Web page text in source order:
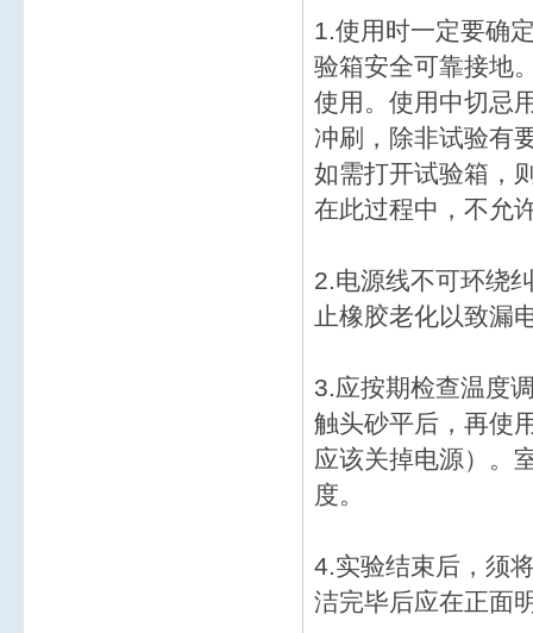
1.使用时一定要确
验箱安全可靠接地
使用。使用中切忌
冲刷，除非试验有
如需打开试验箱，
在此过程中，不允
2.电源线不可环绕
止橡胶老化以致漏
3.应按期检查温度
触头砂平后，再使
应该关掉电源）。
度。
4.实验结束后，须
洁完毕后应在正面